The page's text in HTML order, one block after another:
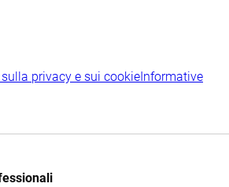
privacy e sui cookie Informative